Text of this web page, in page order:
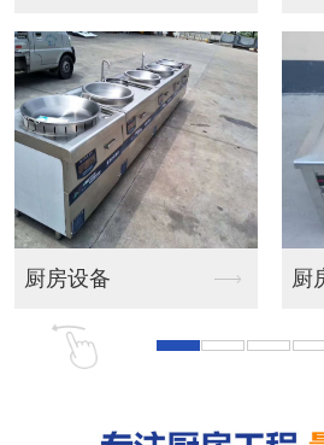
排烟系统及风机 排